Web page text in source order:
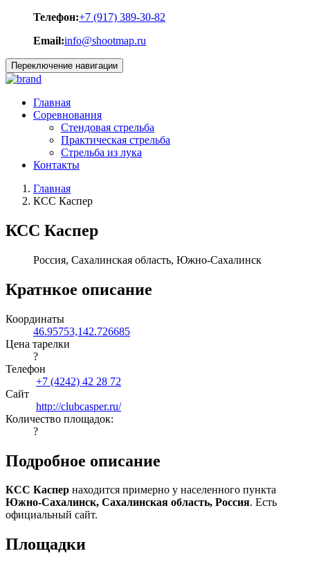
Телефон:+7 (917) 389-30-82
Email:info@shootmap.ru
Переключение навигации
Главная
Соревнования
Стендовая стрельба
Практическая стрельба
Стрельба из лука
Контакты
Главная
КСС Каспер
КСС Каспер
Россия, Сахалинская область, Южно-Сахалинск
Кратнкое описание
Координаты
46.95753,142.726685
Цена тарелки
?
Телефон
+7 (4242) 42 28 72
Сайт
http://clubcasper.ru/
Количество площадок:
?
Подробное описание
КСС Каспер находится примерно у населенного пункта
Южно-Сахалинск, Сахалинская область, Россия. Есть
официальный сайт.
Площадки